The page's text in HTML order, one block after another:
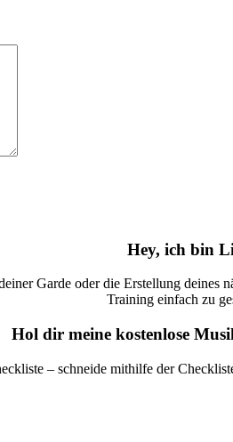
Hey, ich bin
Garde oder die Erstellung
Training einfach zu
Hol dir meine kostenlose
– schneide mithilfe der